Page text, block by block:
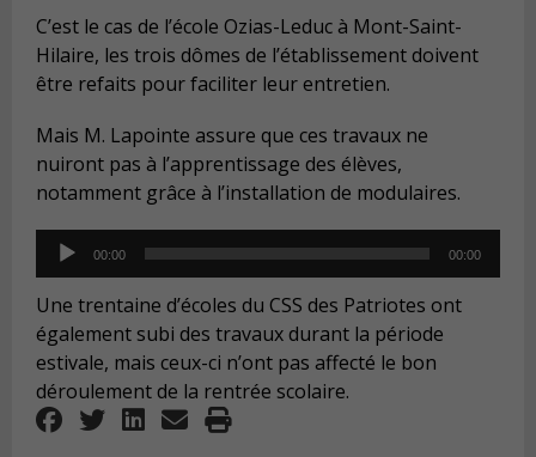
C’est le cas de l’école Ozias-Leduc à Mont-Saint-
Hilaire, les trois dômes de l’établissement doivent
être refaits pour faciliter leur entretien.
Mais M. Lapointe assure que ces travaux ne
nuiront pas à l’apprentissage des élèves,
notamment grâce à l’installation de modulaires.
Audio
Player
00:00 00:00
Une trentaine d’écoles du CSS des Patriotes ont
également subi des travaux durant la période
estivale, mais ceux-ci n’ont pas affecté le bon
déroulement de la rentrée scolaire.